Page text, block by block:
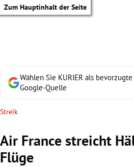
Zum Hauptinhalt der Seite
Wählen Sie KURIER als bevorzugte
Google-Quelle
Streik
Air France streicht
Flüge